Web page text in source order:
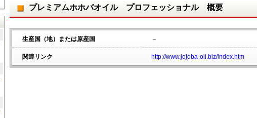
プレミアムホホバオイル プロフェッショナル 概要
生産国（地）または原産国 －
関連リンク http://www.jojoba-oil.biz/index.htm